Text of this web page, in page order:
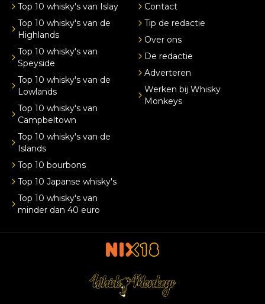
Top 10 whisky's van Islay
Top 10 whisky's van de
Highlands
Top 10 whisky's van
Speyside
Top 10 whisky's van de
Lowlands
Top 10 whisky's van
Campbeltown
Top 10 whisky's van de
Islands
Top 10 bourbons
Top 10 Japanse whisky's
Top 10 whisky's van
minder dan 40 euro
Contact
Tip de redactie
Over ons
De redactie
Adverteren
Werken bij Whisky
Monkeys